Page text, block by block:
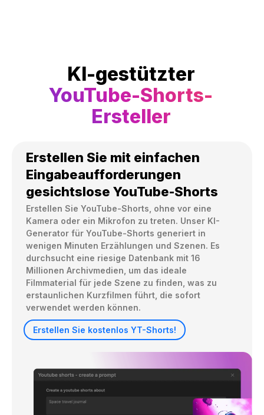
KI-gestützter
YouTube-Shorts-
Ersteller
Erstellen Sie mit einfachen
Eingabeaufforderungen
gesichtslose YouTube-Shorts
Erstellen Sie YouTube-Shorts, ohne vor eine
Kamera oder ein Mikrofon zu treten. Unser KI-
Generator für YouTube-Shorts generiert in
wenigen Minuten Erzählungen und Szenen. Es
durchsucht eine riesige Datenbank mit 16
Millionen Archivmedien, um das ideale
Filmmaterial für jede Szene zu finden, was zu
erstaunlichen Kurzfilmen führt, die sofort
verwendet werden können.
Erstellen Sie kostenlos YT-Shorts!